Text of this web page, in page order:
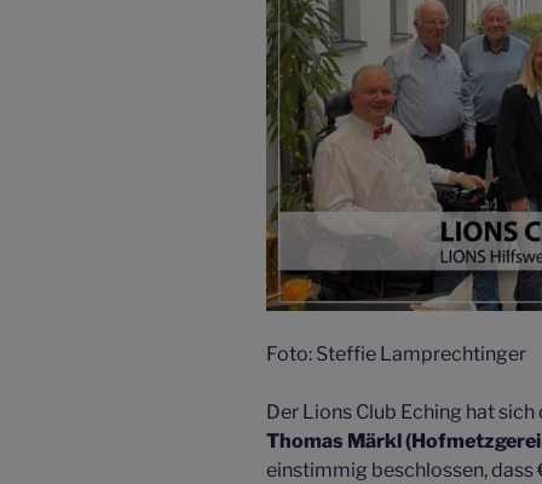
Foto: Steffie Lamprechtinger
Der Lions Club Eching hat
Thomas Märkl
einstimmig beschlossen, dass